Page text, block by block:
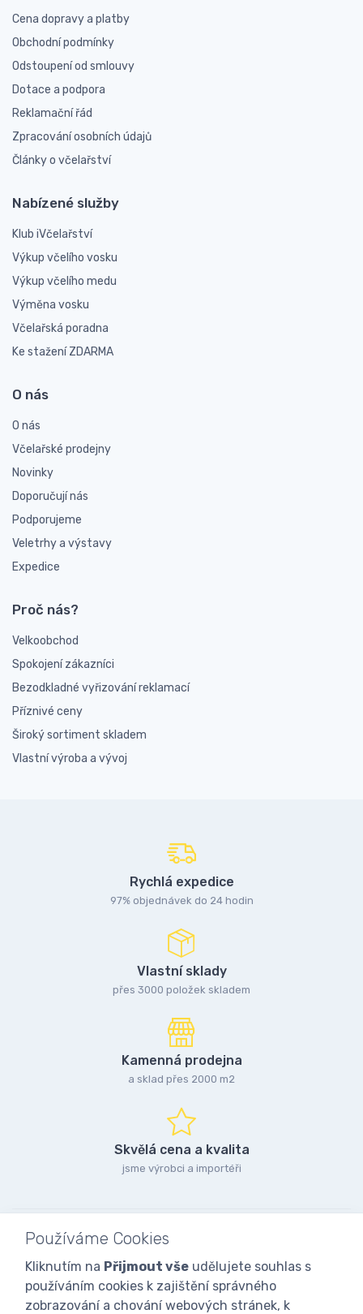
Cena dopravy a platby
Obchodní podmínky
Odstoupení od smlouvy
Dotace a podpora
Reklamační řád
Zpracování osobních údajů
Články o včelařství
Nabízené služby
Klub iVčelařství
Výkup včelího vosku
Výkup včelího medu
Výměna vosku
Včelařská poradna
Ke stažení ZDARMA
O nás
O nás
Včelařské prodejny
Novinky
Doporučují nás
Podporujeme
Veletrhy a výstavy
Expedice
Proč nás?
Velkoobchod
Spokojení zákazníci
Bezodkladné vyřizování reklamací
Příznivé ceny
Široký sortiment skladem
Vlastní výroba a vývoj
Rychlá expedice
97% objednávek do 24 hodin
Vlastní sklady
přes 3000 položek skladem
Kamenná prodejna
a sklad přes 2000 m2
Skvělá cena a kvalita
jsme výrobci a importéři
Používáme Cookies
Kliknutím na Přijmout vše udělujete souhlas s
používáním cookies k zajištění správného
zobrazování a chování webových stránek, k